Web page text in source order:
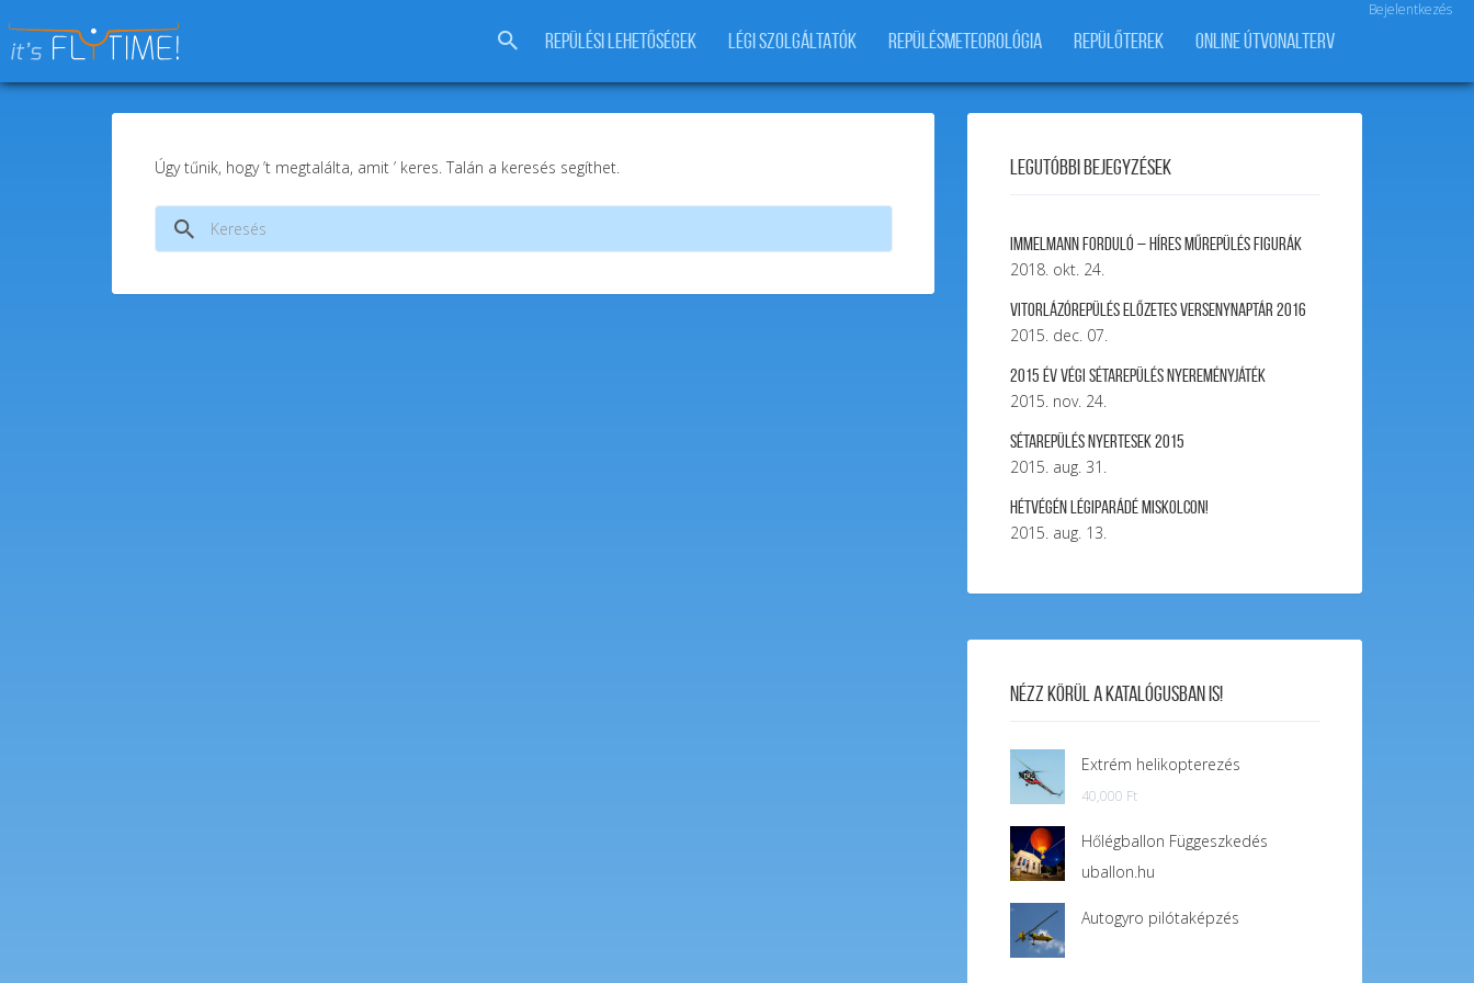
Bejelentkezés
REPÜLÉSI LEHETŐSÉGEK LÉGI SZOLGÁLTATÓK REPÜLÉSMETEOROLÓGIA REPÜLŐTEREK ONLINE ÚTVONALTERV
Keresés:
Úgy tűnik, hogy ’t megtalálta, amit ’ keres. Talán a keresés segíthet.
Keresés:
Legutóbbi bejegyzések
Immelmann forduló – Híres Műrepülés Figurák
2018. okt. 24.
Vitorlázórepülés ELŐZETES VERSENYNAPTÁR 2016
2015. dec. 07.
2015 év végi sétarepülés nyereményjáték
2015. nov. 24.
Sétarepülés nyertesek 2015
2015. aug. 31.
Hétvégén légiparádé Miskolcon!
2015. aug. 13.
Nézz körül a katalógusban is!
Extrém helikopterezés
40,000 Ft
Hőlégballon Függeszkedés
uballon.hu
Autogyro pilótaképzés